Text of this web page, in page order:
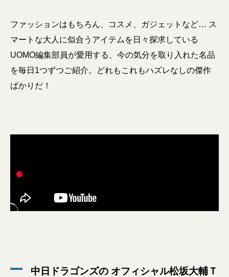
ファッションはもちろん、コスメ、ガジェットなど… ス
マートな大人に似合うアイテムを日々探求している
UOMO編集部員が愛用する、今の気分を取り入れた名品
を毎日1つずつご紹介。どれもこれもハズレなしの傑作
ばかりだ！
中日ドラゴンズの オフィシャル松坂大輔Ｔ